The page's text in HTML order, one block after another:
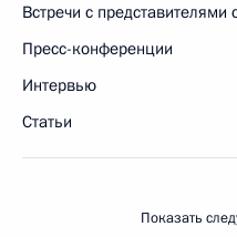
Встречи с представителями
Пресс-конференции
Интервью
Статьи
Показать